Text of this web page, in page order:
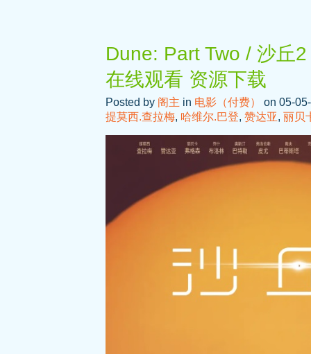
Dune: Part Two / 沙丘
在线观看 资源下载
Posted by 阁主 in 电影（付费）
on 05-
提莫西.查拉梅, 哈维尔.巴登, 赞达亚, 丽贝